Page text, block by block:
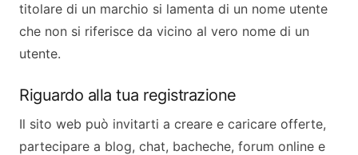
titolare di un marchio si lamenta di un nome utente
che non si riferisce da vicino al vero nome di un
utente.
Riguardo alla tua registrazione
Il sito web può invitarti a creare e caricare offerte,
partecipare a blog, chat, bacheche, forum online e